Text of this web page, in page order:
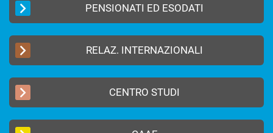
PENSIONATI ED ESODATI
RELAZ. INTERNAZIONALI
CENTRO STUDI